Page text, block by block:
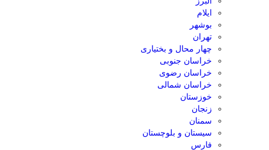
ایلام
بوشهر
تهران
چهار محال و بختیاری
خراسان جنوبی
خراسان رضوی
خراسان شمالی
خوزستان
زنجان
سمنان
سیستان و بلوچستان
فارس